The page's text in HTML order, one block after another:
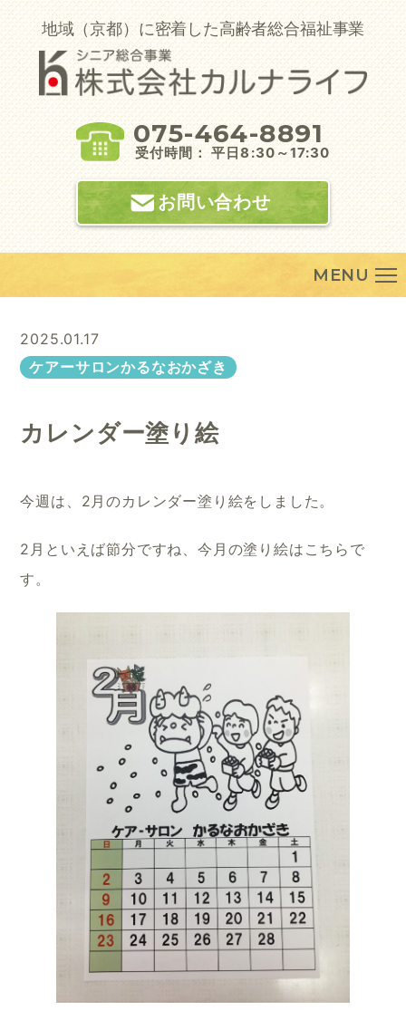
Skip
to
content
地域（京都）に密着した高齢者総合福祉事業
075-464-8891
受付時間： 平日8:30～17:30
お問い合わせ
MENU
2025.01.17
ケアーサロンかるなおかざき
カレンダー塗り絵
今週は、2月のカレンダー塗り絵をしました。
2月といえば節分ですね、今月の塗り絵はこちらで
す。